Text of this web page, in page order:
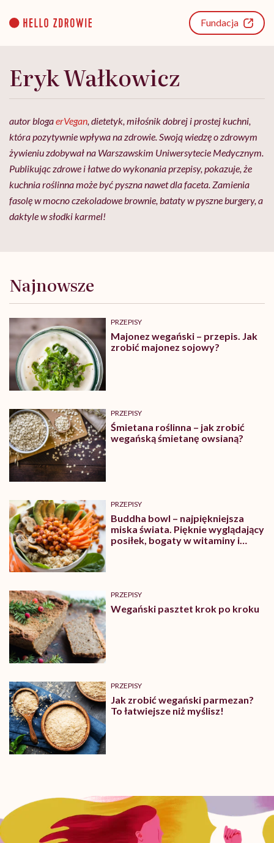
content
Fundacja
Eryk Wałkowicz
autor blogaerVegan, dietetyk, miłośnik dobrej i prostej kuchni,
która pozytywnie wpływa na zdrowie. Swoją wiedzę o zdrowym
żywieniu zdobywał na Warszawskim Uniwersytecie Medycznym.
Publikując zdrowe i łatwe do wykonania przepisy, pokazuje, że
kuchnia roślinna może być pyszna nawet dla faceta. Zamienia
fasolę w mocno czekoladowe brownie, bataty w pyszne burgery, a
daktyle w słodki karmel!​
Najnowsze
PRZEPISY
Majonez wegański – przepis. Jak
zrobić majonez sojowy?
PRZEPISY
Śmietana roślinna – jak zrobić
wegańską śmietanę owsianą?
PRZEPISY
Buddha bowl – najpiękniejsza
miska świata. Pięknie wyglądający
posiłek, bogaty w witaminy i
PRZEPISY
Wegański pasztet krok po kroku
PRZEPISY
Jak zrobić wegański parmezan?
To łatwiejsze niż myślisz!